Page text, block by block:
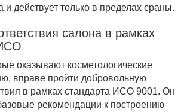
и действует только в пределах сраны.
салона в рамках
оказывают косметологические
вправе пройти добровольную
в рамках стандарта ИСО 9001. Он
рекомендации к построению